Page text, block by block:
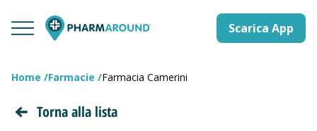
Scarica App
Home Farmacie Farmacia Camerini
Torna alla lista